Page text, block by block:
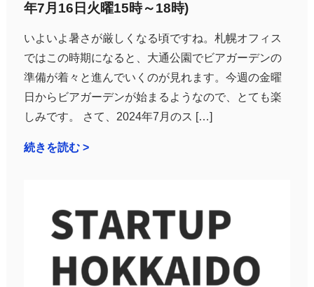
年7月16日火曜15時～18時)
いよいよ暑さが厳しくなる頃ですね。札幌オフィス
ではこの時期になると、大通公園でビアガーデンの
準備が着々と進んでいくのが見れます。今週の金曜
日からビアガーデンが始まるようなので、とても楽
しみです。 さて、2024年7月のス […]
続きを読む >